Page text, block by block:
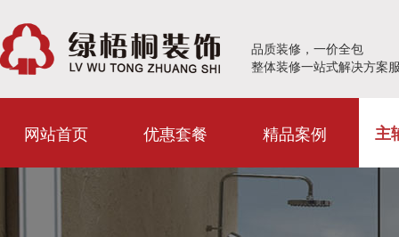
品质装修，一价全包
整体装修一站式解决方案
网站首页 优惠套餐 精品案例 主